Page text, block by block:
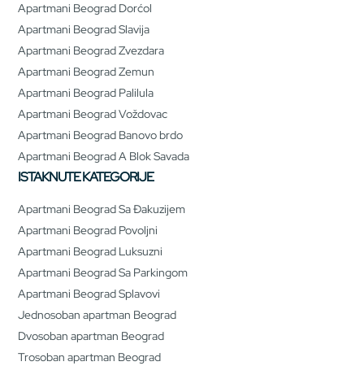
Apartmani Beograd Dorćol
Apartmani Beograd Slavija
Apartmani Beograd Zvezdara
Apartmani Beograd Zemun
Apartmani Beograd Palilula
Apartmani Beograd Voždovac
Apartmani Beograd Banovo brdo
Apartmani Beograd A Blok Savada
ISTAKNUTE KATEGORIJE
Apartmani Beograd Sa Đakuzijem
Apartmani Beograd Povoljni
Apartmani Beograd Luksuzni
Apartmani Beograd Sa Parkingom
Apartmani Beograd Splavovi
Jednosoban apartman Beograd
Dvosoban apartman Beograd
Trosoban apartman Beograd